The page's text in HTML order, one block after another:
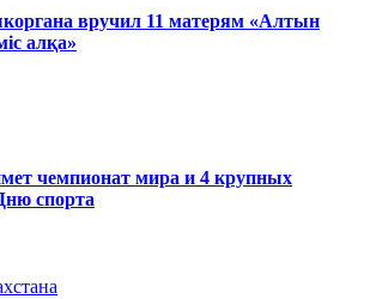
вручил 11 матерям «Алтын
алқа»
чемпионат мира и 4 крупных
спорта